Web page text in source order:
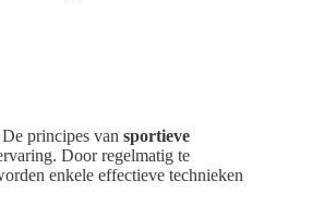
principes van sportieve
Door regelmatig te
enkele effectieve technieken